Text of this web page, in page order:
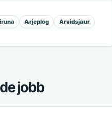
Arjeplog
Arvidsjaur
jobb